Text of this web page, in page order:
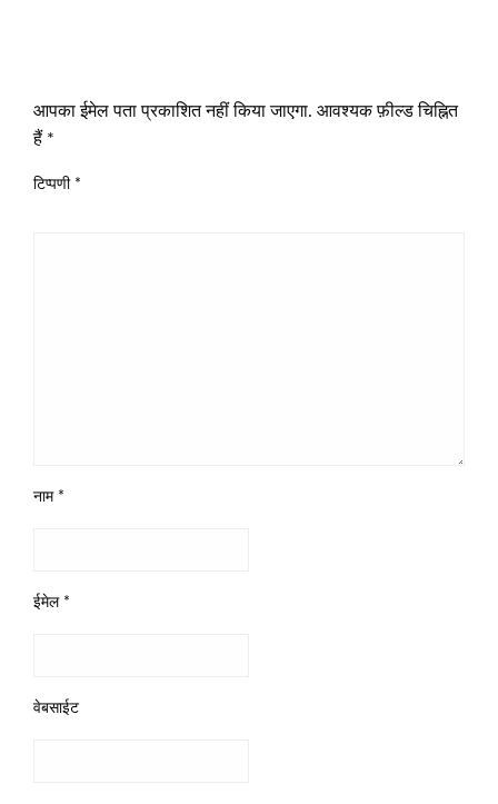
आपका ईमेल पता प्रकाशित नहीं किया जाएगा. आवश्यक फ़ील्ड चिह्नित
हैं *
टिप्पणी *
नाम *
ईमेल *
वेबसाईट